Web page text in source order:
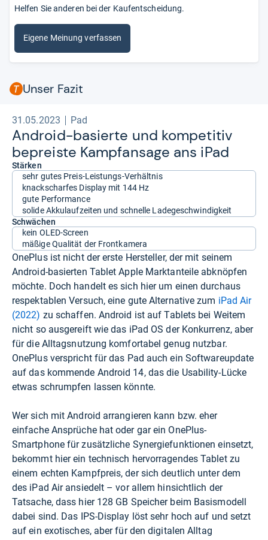
Helfen Sie anderen bei der Kaufentscheidung.
Eigene Meinung verfassen
Unser Fazit
31.05.2023 Pad
Android-​basierte und kom­pe­ti­tiv
bepreiste Kampf­an­sage ans iPad
Stärken
sehr gutes Preis-Leistungs-Verhältnis
knackscharfes Display mit 144 Hz
gute Performance
solide Akkulaufzeiten und schnelle Ladegeschwindigkeit
Schwächen
kein OLED-Screen
mäßige Qualität der Frontkamera
OnePlus ist nicht der erste Hersteller, der mit seinem
Android-basierten Tablet Apple Marktanteile abknöpfen
möchte. Doch handelt es sich hier um einen durchaus
respektablen Versuch, eine gute Alternative zum iPad Air
(2022) zu schaffen. Android ist auf Tablets bei Weitem
nicht so ausgereift wie das iPad OS der Konkurrenz, aber
für die Alltagsnutzung komfortabel genug nutzbar.
OnePlus verspricht für das Pad auch ein Softwareupdate
auf das kommende Android 14, das die Usability-Lücke
etwas schrumpfen lassen könnte.
Wer sich mit Android arrangieren kann bzw. eher
einfache Ansprüche hat oder gar ein OnePlus-
Smartphone für zusätzliche Synergiefunktionen einsetzt,
bekommt hier ein technisch hervorragendes Tablet zu
einem echten Kampfpreis, der sich deutlich unter dem
des iPad Air ansiedelt – vor allem hinsichtlich der
Tatsache, dass hier 128 GB Speicher beim Basismodell
dabei sind. Das IPS-Display löst sehr hoch auf und setzt
auf ein exotisches, aber für den digitalen Alltag